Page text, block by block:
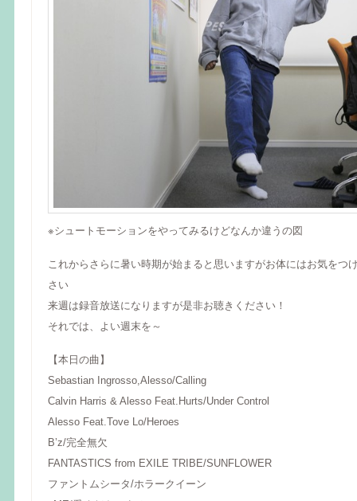
※シュートモーションをやってみるけどなんか違うの図
これからさらに暑い時期が始まると思いますがお体にはお気をつ
さい
来週は録音放送になりますが是非お聴きください！
それでは、よい週末を～
【本日の曲】
Sebastian Ingrosso,Alesso/Calling
Calvin Harris & Alesso Feat.Hurts/Under Control
Alesso Feat.Tove Lo/Heroes
B’z/完全無欠
FANTASTICS from EXILE TRIBE/SUNFLOWER
ファントムシータ/ホラークイーン